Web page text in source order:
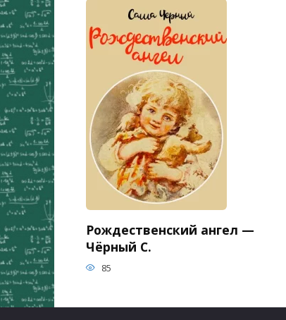
Рождественский ангел —
Чёрный С.
85